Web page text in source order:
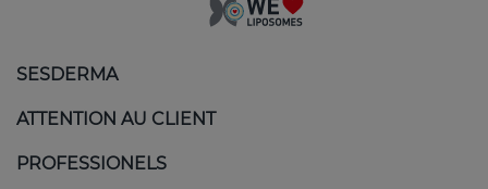
SESDERMA
ATTENTION AU CLIENT
PROFESSIONELS